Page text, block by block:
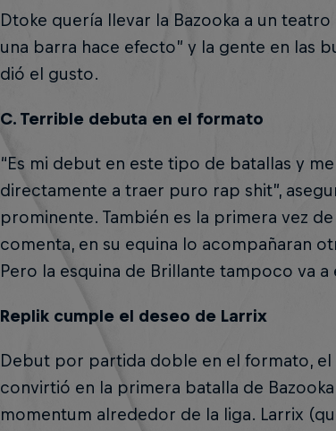
Dtoke quería llevar la Bazooka a un
una barra hace efecto” y la gente en las
dió el gusto.
C. Terrible debuta en el formato
“Es mi debut en este tipo de batallas y
directamente a traer puro rap shit”,
prominente. También es la primera vez
comenta, en su equina lo acompañaran
Pero la esquina de Brillante tampoco va a
Replik cumple el deseo de Larrix
Debut por partida doble en el formato, el
convirtió en la primera batalla de
momentum alrededor de la liga. Larrix